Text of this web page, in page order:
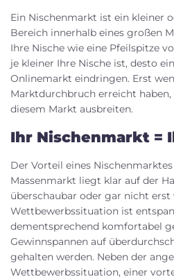
Ein Nischenmarkt ist ein kleiner
Bereich innerhalb eines großen
Ihre Nische wie eine Pfeilspitze
je kleiner Ihre Nische ist, desto
Onlinemarkt eindringen. Erst
Marktdurchbruch erreicht haben,
diesem Markt ausbreiten.
Ihr Nischenmarkt =
Der Vorteil eines
Massenmarkt liegt klar auf der
überschaubar oder gar nicht erst
Wettbewerbssituation ist
dementsprechend komfortabel
Gewinnspannen auf
gehalten werden. Neben der
Wettbewerbssituation, einer